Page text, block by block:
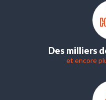
Des milliers
et encore